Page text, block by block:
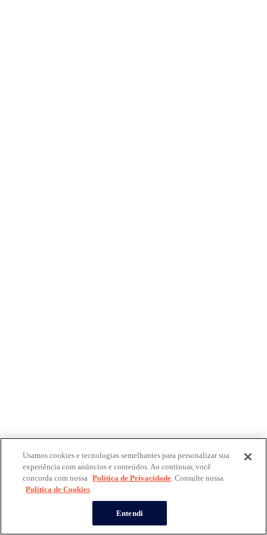
Usamos cookies e tecnologias semelhantes para personalizar sua
experiência com anúncios e conteúdos. Ao continuar, você
concorda com nossa Política de Privacidade. Consulte nossa
Política de Cookies
Entendi